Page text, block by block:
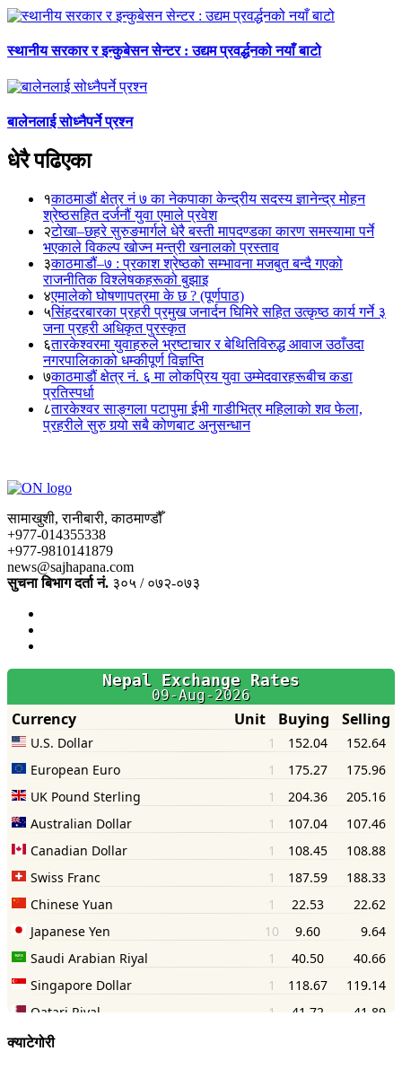
स्थानीय सरकार र इन्कुबेसन सेन्टर : उद्यम प्रवर्द्धनको नयाँ बाटो
बालेनलाई सोध्नैपर्ने प्रश्न
धेरै पढिएका
१काठमाडौं क्षेत्र नं ७ का नेकपाका केन्द्रीय सदस्य ज्ञानेन्द्र मोहन
श्रेष्ठसहित दर्जनौं युवा एमाले प्रवेश
२टोखा–छहरे सुरुङमार्गले धेरै बस्ती मापदण्डका कारण समस्यामा पर्ने
भएकाले विकल्प खोज्न मन्त्री खनालको प्रस्ताव
३काठमाडौं–७ : प्रकाश श्रेष्ठको सम्भावना मजबुत बन्दै गएको
राजनीतिक विश्लेषकहरूको बुझाइ
४एमालेको घोषणापत्रमा के छ ? (पूर्णपाठ)
५सिंहदरबारका प्रहरी प्रमुख जनार्दन घिमिरे सहित उत्कृष्ठ कार्य गर्ने ३
जना प्रहरी अधिकृत पुरस्कृत
६तारकेश्वरमा युवाहरुले भ्रष्टाचार र बेथितिविरुद्ध आवाज उठाँउदा
नगरपालिकाको धम्कीपूर्ण विज्ञप्ति
७काठमाडौं क्षेत्र नं. ६ मा लोकप्रिय युवा उम्मेदवारहरूबीच कडा
प्रतिस्पर्धा
८तारकेश्वर साङ्गला पटापुमा ईभी गाडीभित्र महिलाको शव फेला,
प्रहरीले सुरु गर्‍यो सबै कोणबाट अनुसन्धान
सामाखुशी, रानीबारी, काठमाण्डौँ
+977-014355338
+977-9810141879
news@sajhapana.com
सुचना बिभाग दर्ता नं. ३०५ / ०७२-०७३
क्याटेगोरी